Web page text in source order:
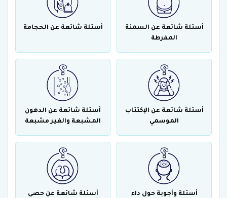
أسئلة شائعة عن السمنة
المفرطة
أسئلة شائعة عن الحجامة
أسئلة شائعة عن الإكتئاب
الموسمي
أسئلة شائعة عن الدهون
المشبعة والغير مشبعة
أسئلة وأجوبة حول داء
أسئلة شائعة عن حصى